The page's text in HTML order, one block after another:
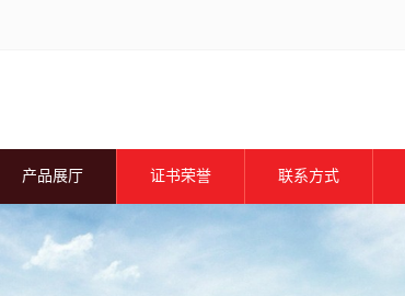
产品展厅 证书荣誉 联系方式